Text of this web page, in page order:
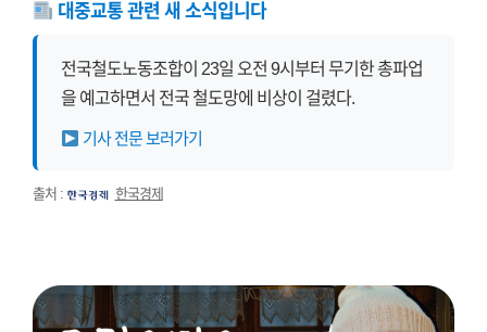
대중교통 관련 새 소식입니다
전국철도노동조합이 23일 오전 9시부터 무기한 총파업
을 예고하면서 전국 철도망에 비상이 걸렸다.
기사 전문 보러가기
출처 : 한국경제